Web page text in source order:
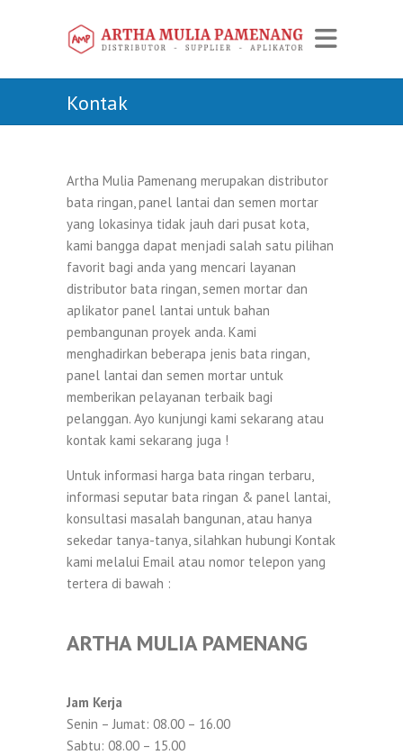
Kontak
Artha Mulia Pamenang merupakan distributor
bata ringan, panel lantai dan semen mortar
yang lokasinya tidak jauh dari pusat kota,
kami bangga dapat menjadi salah satu pilihan
favorit bagi anda yang mencari layanan
distributor bata ringan, semen mortar dan
aplikator panel lantai untuk bahan
pembangunan proyek anda. Kami
menghadirkan beberapa jenis bata ringan,
panel lantai dan semen mortar untuk
memberikan pelayanan terbaik bagi
pelanggan. Ayo kunjungi kami sekarang atau
kontak kami sekarang juga !
Untuk informasi harga bata ringan terbaru,
informasi seputar bata ringan & panel lantai,
konsultasi masalah bangunan, atau hanya
sekedar tanya-tanya, silahkan hubungi Kontak
kami melalui Email atau nomor telepon yang
tertera di bawah :
ARTHA MULIA PAMENANG
Jam Kerja
Senin – Jumat: 08.00 – 16.00
Sabtu: 08.00 – 15.00